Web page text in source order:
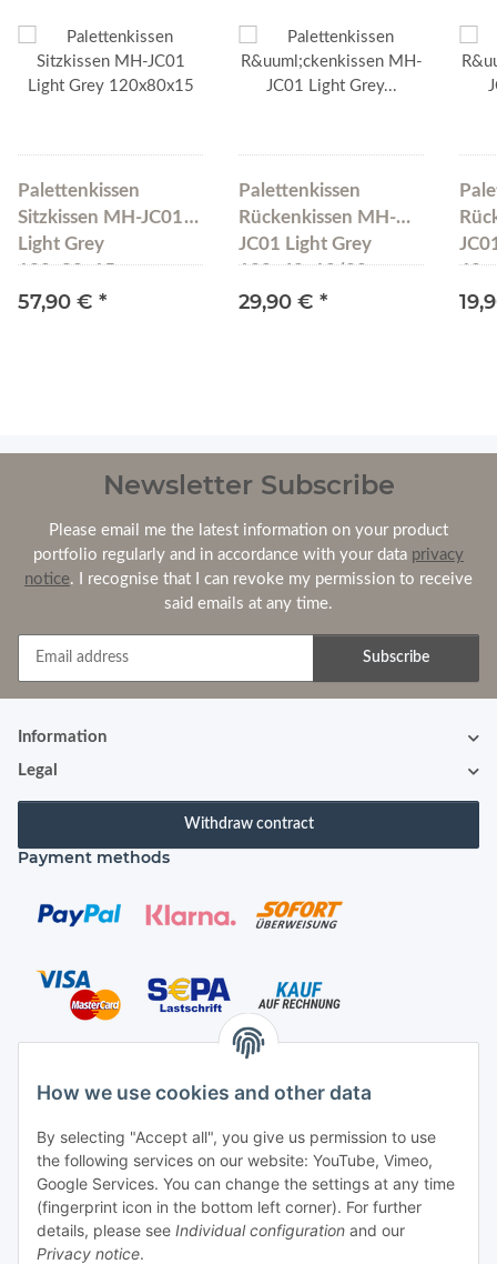
How we use cookies and other data
By selecting "Accept all", you give us permission to use
the following services on our website: YouTube, Vimeo,
Google Services. You can change the settings at any time
(fingerprint icon in the bottom left corner). For further
details, please see Individual configuration and our
Privacy notice.
Palettenkissen
Sitzkissen MH-JC01
Light Grey
120x80x15
57,90 € *
Palettenkissen
Rückenkissen MH-
JC01 Light Grey
120x40x10/20
29,90 € *
Newsletter Subscribe
Please email me the latest information on your product
portfolio regularly and in accordance with your data privacy
notice. I recognise that I can revoke my permission to receive
said emails at any time.
Subscribe
Information
Legal
Withdraw contract
Payment methods
Contact
Mayaadi Home
Max-Planck-Str. 34